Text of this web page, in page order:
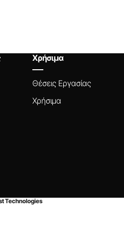
Χρήσιμα
Θέσεις Εργασίας
Χρήσιμα
Technologies